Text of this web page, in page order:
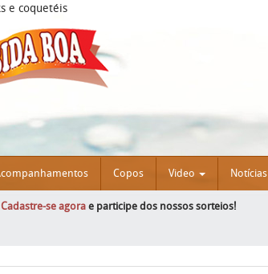
e coquetéis
Copos Video Notícias
Cadastre-se agora e participe dos nossos sorteios!